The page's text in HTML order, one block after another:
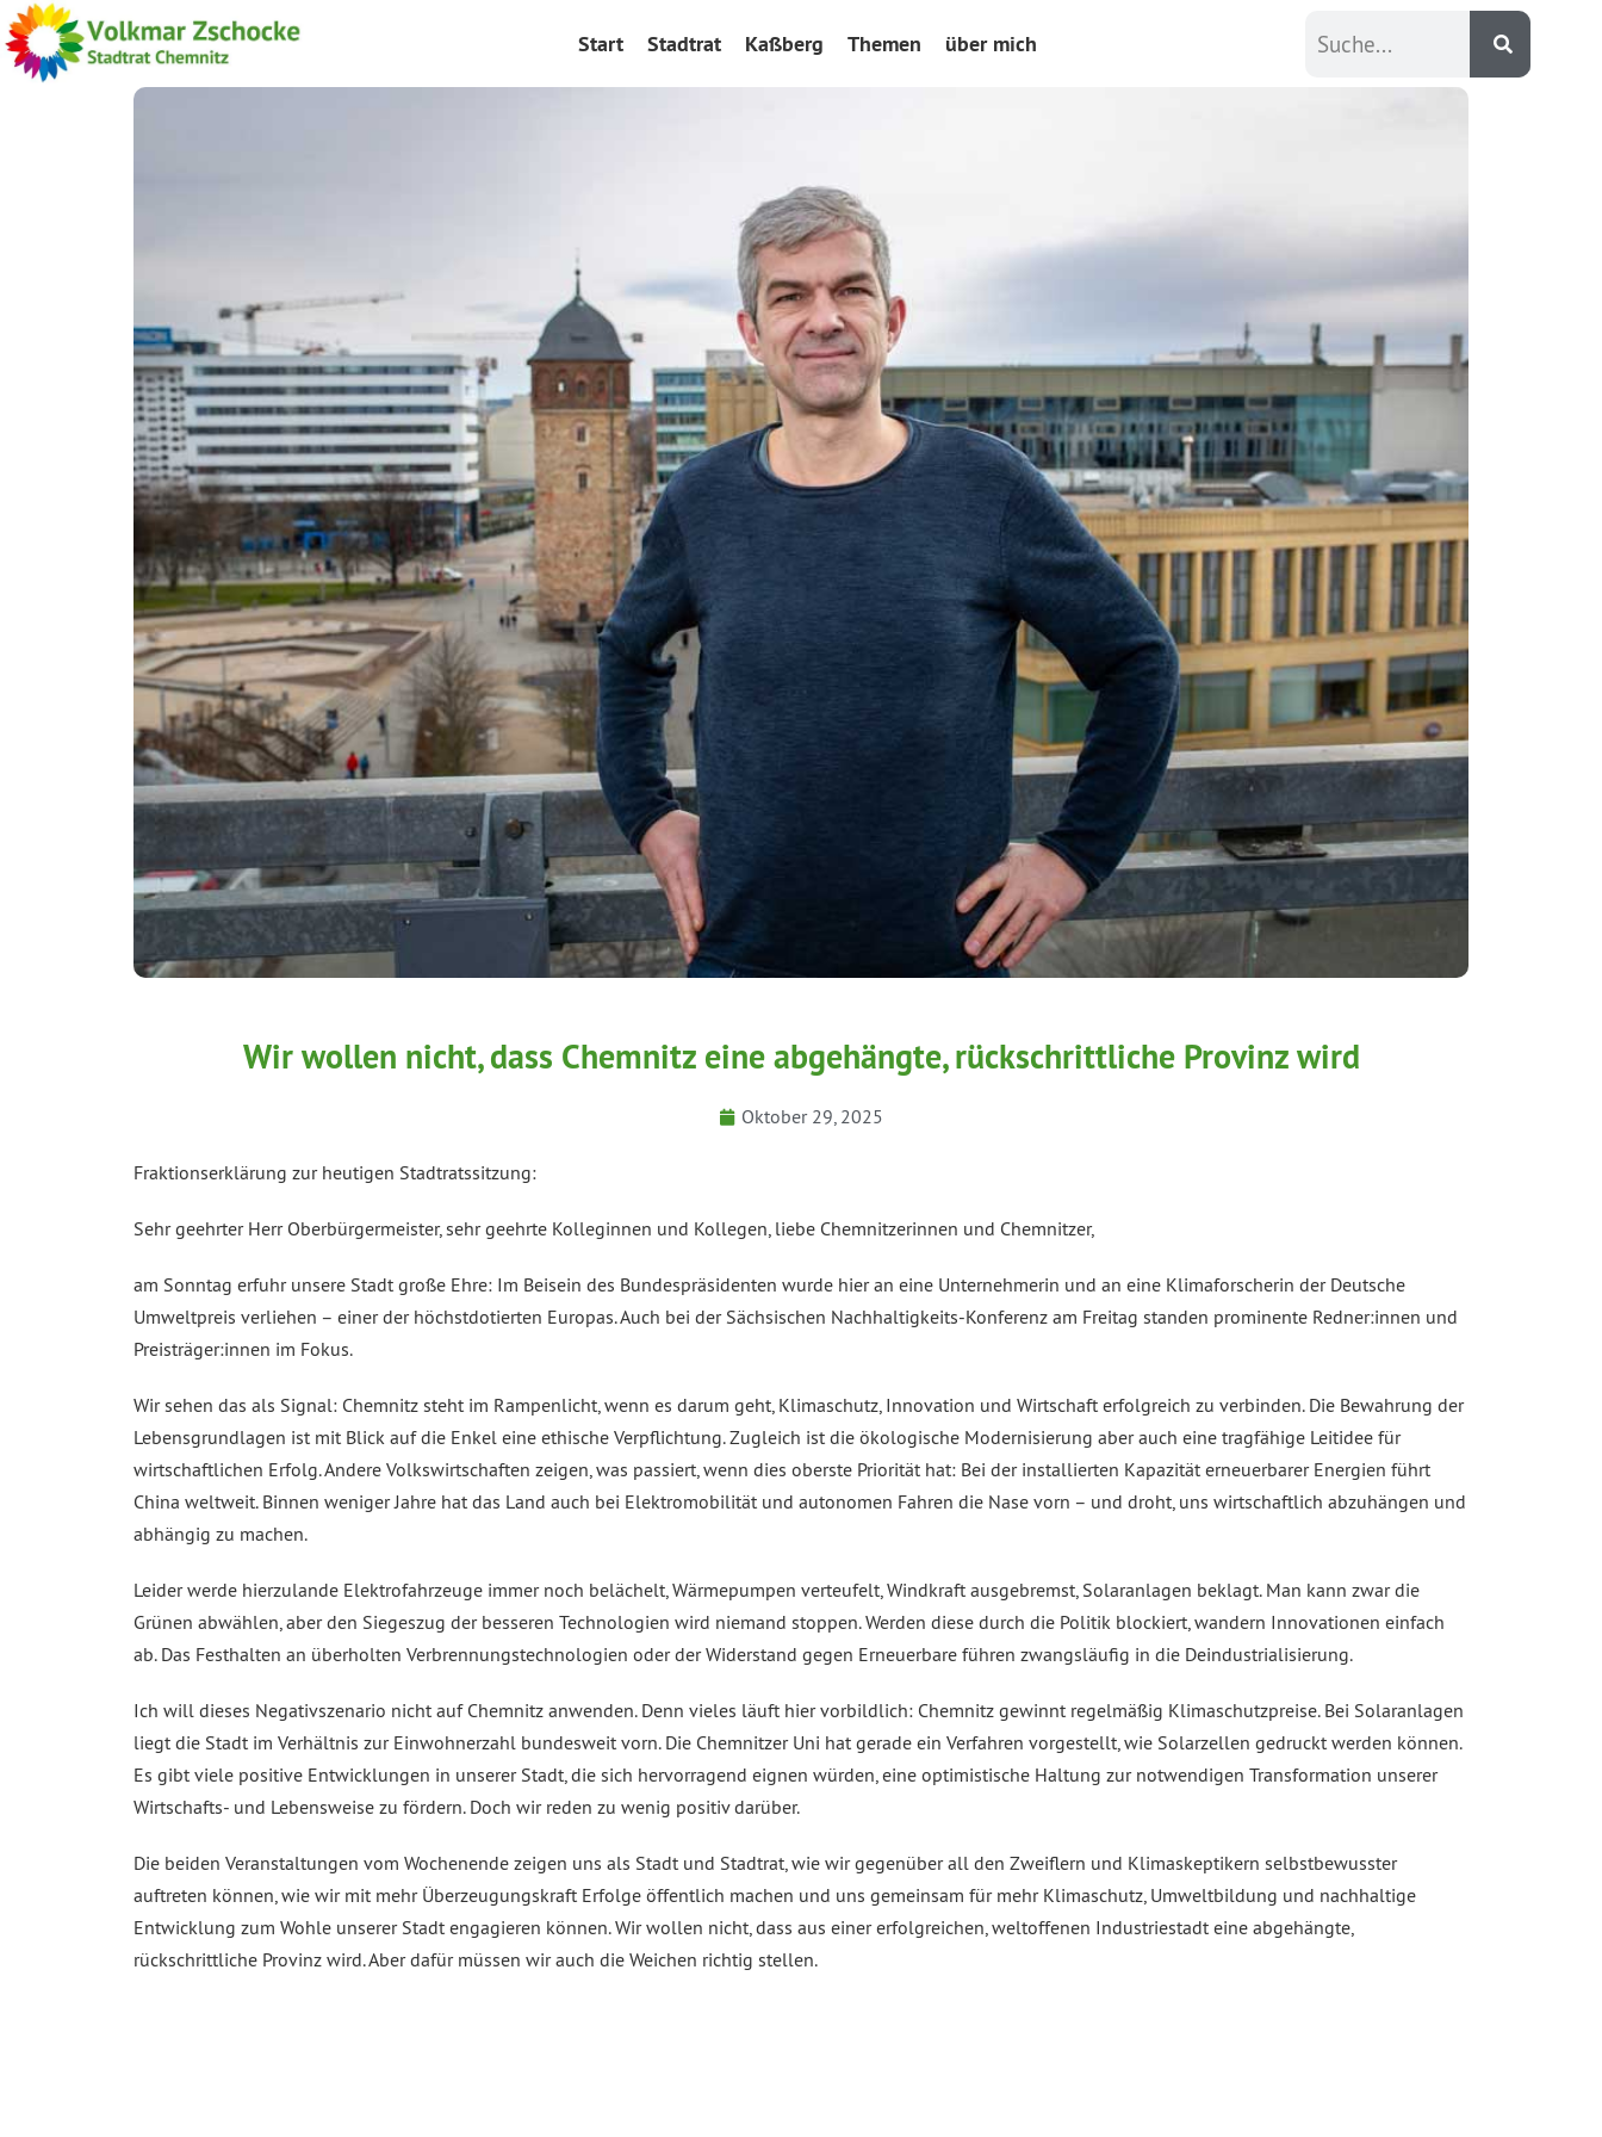
Start Stadtrat Kaßberg Themen über mich
Wir wollen nicht, dass Chemnitz eine abgehängte, rückschrittliche Provinz wird
Oktober 29, 2025
Fraktionserklärung zur heutigen Stadtratssitzung:
Sehr geehrter Herr Oberbürgermeister, sehr geehrte Kolleginnen und Kollegen, liebe Chemnitzerinnen und Chemnitzer,
am Sonntag erfuhr unsere Stadt große Ehre: Im Beisein des Bundespräsidenten wurde hier an eine Unternehmerin und an eine Klimaforscherin der Deutsche
Umweltpreis verliehen – einer der höchstdotierten Europas. Auch bei der Sächsischen Nachhaltigkeits-Konferenz am Freitag standen prominente Redner:innen und
Preisträger:innen im Fokus.
Wir sehen das als Signal: Chemnitz steht im Rampenlicht, wenn es darum geht, Klimaschutz, Innovation und Wirtschaft erfolgreich zu verbinden. Die Bewahrung der
Lebensgrundlagen ist mit Blick auf die Enkel eine ethische Verpflichtung. Zugleich ist die ökologische Modernisierung aber auch eine tragfähige Leitidee für
wirtschaftlichen Erfolg. Andere Volkswirtschaften zeigen, was passiert, wenn dies oberste Priorität hat: Bei der installierten Kapazität erneuerbarer Energien führt
China weltweit. Binnen weniger Jahre hat das Land auch bei Elektromobilität und autonomen Fahren die Nase vorn – und droht, uns wirtschaftlich abzuhängen und
abhängig zu machen.
Leider werde hierzulande Elektrofahrzeuge immer noch belächelt, Wärmepumpen verteufelt, Windkraft ausgebremst, Solaranlagen beklagt. Man kann zwar die
Grünen abwählen, aber den Siegeszug der besseren Technologien wird niemand stoppen. Werden diese durch die Politik blockiert, wandern Innovationen einfach
ab. Das Festhalten an überholten Verbrennungstechnologien oder der Widerstand gegen Erneuerbare führen zwangsläufig in die Deindustrialisierung.
Ich will dieses Negativszenario nicht auf Chemnitz anwenden. Denn vieles läuft hier vorbildlich: Chemnitz gewinnt regelmäßig Klimaschutzpreise. Bei Solaranlagen
liegt die Stadt im Verhältnis zur Einwohnerzahl bundesweit vorn. Die Chemnitzer Uni hat gerade ein Verfahren vorgestellt, wie Solarzellen gedruckt werden können.
Es gibt viele positive Entwicklungen in unserer Stadt, die sich hervorragend eignen würden, eine optimistische Haltung zur notwendigen Transformation unserer
Wirtschafts- und Lebensweise zu fördern. Doch wir reden zu wenig positiv darüber.
Die beiden Veranstaltungen vom Wochenende zeigen uns als Stadt und Stadtrat, wie wir gegenüber all den Zweiflern und Klimaskeptikern selbstbewusster
auftreten können, wie wir mit mehr Überzeugungskraft Erfolge öffentlich machen und uns gemeinsam für mehr Klimaschutz, Umweltbildung und nachhaltige
Entwicklung zum Wohle unserer Stadt engagieren können. Wir wollen nicht, dass aus einer erfolgreichen, weltoffenen Industriestadt eine abgehängte,
rückschrittliche Provinz wird. Aber dafür müssen wir auch die Weichen richtig stellen.